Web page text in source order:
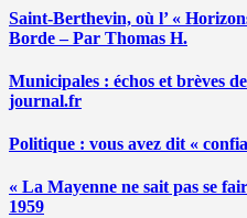
Saint-Berthevin, où l’ «
Borde – Par Thomas H.
Municipales : échos et brèves
journal.fr
Politique : vous avez dit «
« La Mayenne ne sait pas se
1959